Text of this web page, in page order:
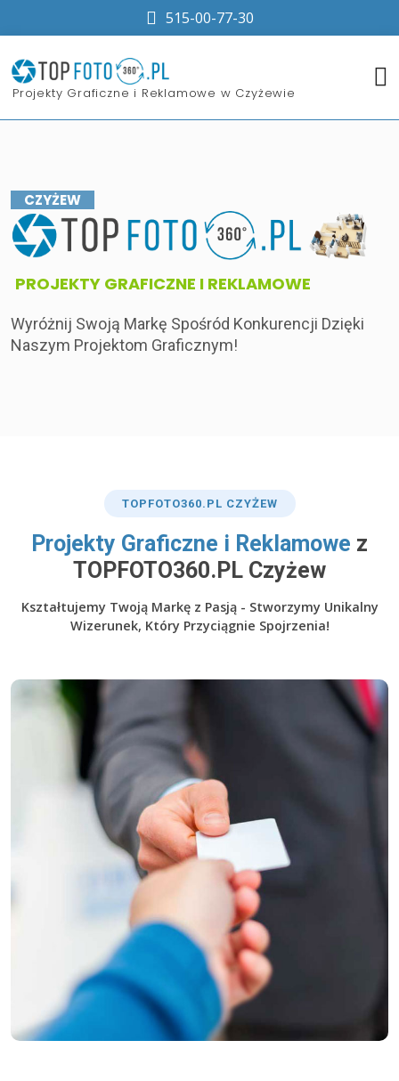
515-00-77-30
​Projekty Graficzne i Reklamowe w Czyżewie
CZYŻEW
​PROJEKTY GRAFICZNE I REKLAMOWE
Wyróżnij Swoją Markę Spośród Konkurencji Dzięki
Naszym Projektom Graficznym!
TOP FOTO360.PL CZYŻEW
​Projekty Graficzne i Reklamowe z
TOPFOTO360.PL Czyżew
Kształtujemy Twoją Markę z Pasją - Stworzymy Unikalny
Wizerunek, Który Przyciągnie Spojrzenia!